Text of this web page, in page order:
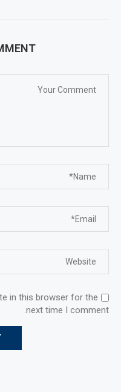
in this browser for the
next time I comment.